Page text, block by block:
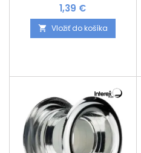
mm. Montážny otvor stačí 41
mm . Hĺbka priechodky je 40
mm.
Cena
1,39 €
 Vložiť do košíka